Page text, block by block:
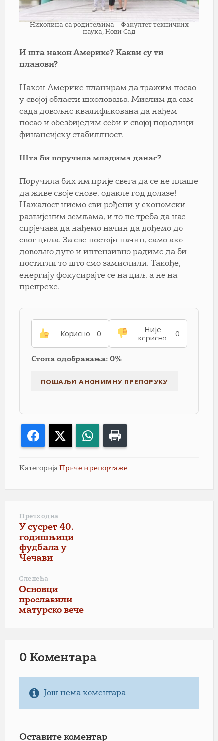
Николина са родитељима – Факултет техничких
наука, Нови Сад
И шта након Америке? Какви су ти
планови?
Након Америке планирам да тражим посао
у својој области школовања. Мислим да сам
сада довољно квалификована да нађем
посао и обезбиједим себи и својој породици
финансијску стабиллност.
Шта би поручила младима данас?
Поручила бих им прије свега да се не плаше
да живе своје снове, одакле год долазе!
Нажалост нисмо сви рођени у економски
развијеним земљама, и то не треба да нас
спрјечава да нађемо начин да дођемо до
свог циља. За све постоји начин, само ако
довољно дуго и интензивно радимо да би
постигли то што смо замислили. Такође,
енергију фокусирајте се на циљ, а не на
препреке.
Корисно 0
Није
корисно
0
Стопа одобравања: 0%
Facebook WhatsApp
Категорија Приче и репортаже
Претходна
У сусрет 40.
годишњици
фудбала у
Чечави
Следећа
Основци
прославили
матурско вече
0 Коментарa
Још нема коментара
Оставите коментар